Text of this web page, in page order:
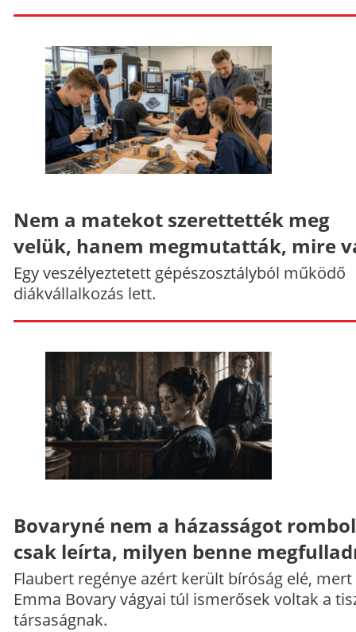
Nem a matekot szerettették meg
velük, hanem megmutatták, mire
Egy veszélyeztetett gépészosztályból működő
diákvállalkozás lett.
Bovaryné nem a házasságot
csak leírta, milyen benne
Flaubert regénye azért került bíróság elé, mert
Emma Bovary vágyai túl ismerősek voltak a
társaságnak.